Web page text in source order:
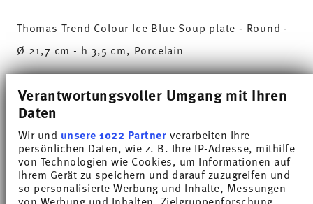
Verantwortungsvoller Umgang mit Ihren
Daten
Wir und unsere 1022 Partnerverarbeiten Ihre
persönlichen Daten, wie z. B. Ihre IP-Adresse, mithilfe
von Technologien wie Cookies, um Informationen auf
Ihrem Gerät zu speichern und darauf zuzugreifen und
so personalisierte Werbung und Inhalte, Messungen
von Werbung und Inhalten, Zielgruppenforschung
Thomas Trend Colour Ice Blue Soup plate - Round -
Ø 21,7 cm - h 3,5 cm, Porcelain
most popular dinnerware for everyday use. Trend
Colour sets coloured accents - inspired by the
nature of the North.
Ice Blue lets the finely ribbed structure of plates,